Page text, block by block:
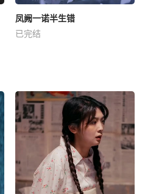
凤阙一诺半生错
已完结